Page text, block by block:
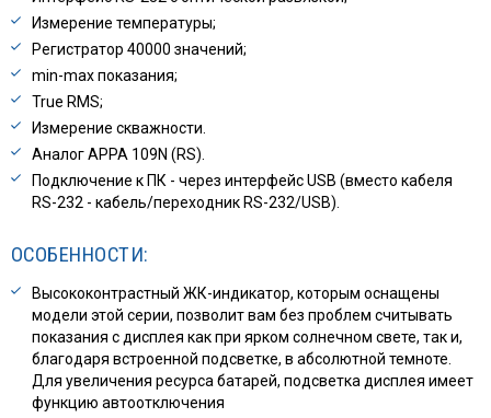
Измерение температуры;
Регистратор 40000 значений;
min-max показания;
True RMS;
Измерение скважности.
Аналог APPA 109N (RS).
Подключение к ПК - через интерфейс USB (вмеcто кабеля
RS-232 - кабель/переходник RS-232/USB).
ОСОБЕННОСТИ:
Высококонтрастный ЖК-индикатор, которым оснащены
модели этой серии, позволит вам без проблем считывать
показания с дисплея как при ярком солнечном свете, так и,
благодаря встроенной подсветке, в абсолютной темноте.
Для увеличения ресурса батарей, подсветка дисплея имеет
функцию автоотключения